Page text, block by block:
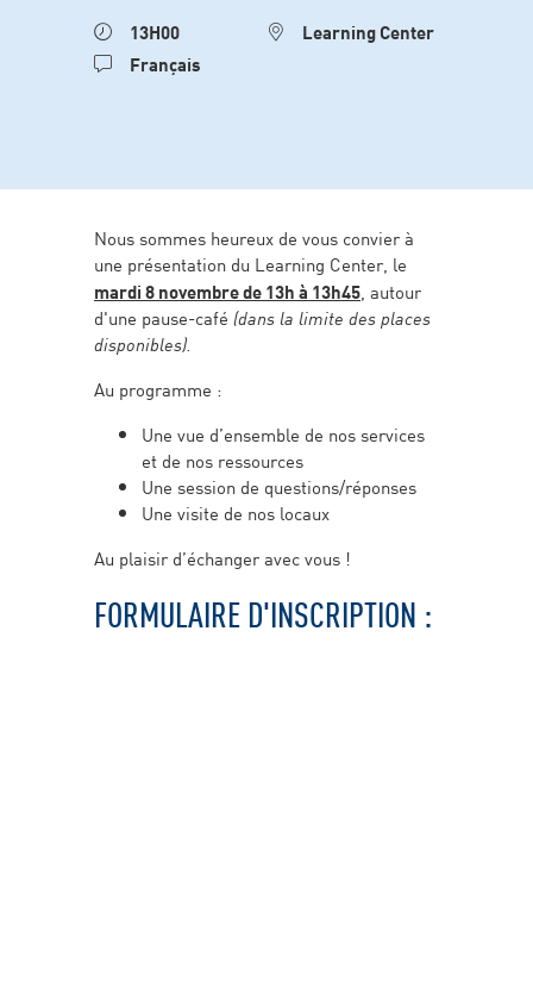
13H00
Learning Center
Français
Nous sommes heureux de vous convier à
une présentation du Learning Center, le
mardi 8 novembre de 13h à 13h45, autour
d'une pause-café (dans la limite des places
disponibles).
Au programme :
Une vue d’ensemble de nos services
et de nos ressources
Une session de questions/réponses
Une visite de nos locaux
Au plaisir d’échanger avec vous !
FORMULAIRE D'INSCRIPTION :